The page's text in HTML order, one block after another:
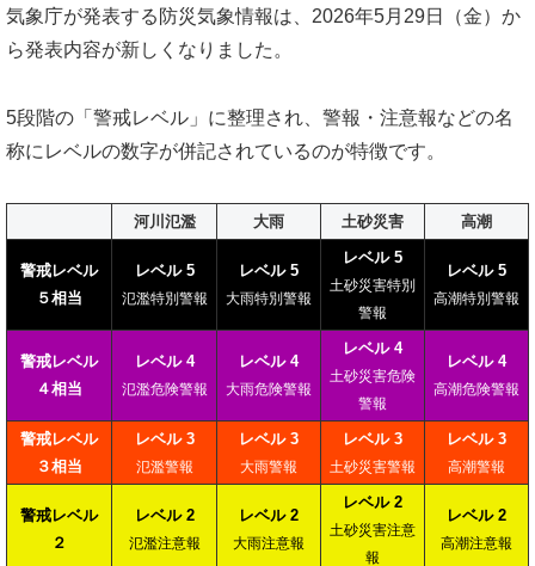
気象庁が発表する防災気象情報は、2026年5月29日（金）か
ら発表内容が新しくなりました。
5段階の「警戒レベル」に整理され、警報・注意報などの名
称にレベルの数字が併記されているのが特徴です。
河川氾濫 大雨 土砂災害 高潮
警戒レベル
５相当
レベル 5
氾濫特別警報
レベル 5
大雨特別警報
レベル 5
土砂災害特別
警報
レベル 5
高潮特別警報
警戒レベル
４相当
レベル 4
氾濫危険警報
レベル 4
大雨危険警報
レベル 4
土砂災害危険
警報
レベル 4
高潮危険警報
警戒レベル
３相当
レベル 3
氾濫警報
レベル 3
大雨警報
レベル 3
土砂災害警報
レベル 3
高潮警報
警戒レベル
２
レベル 2
氾濫注意報
レベル 2
大雨注意報
レベル 2
土砂災害注意
報
レベル 2
高潮注意報